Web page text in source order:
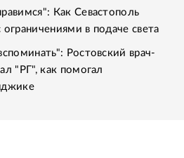
Как Севастополь
в подаче света
Ростовский врач-
"РГ", как помогал